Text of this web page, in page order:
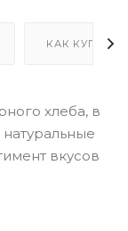
КАК КУПИТЬ
хлеба, в
вкусов